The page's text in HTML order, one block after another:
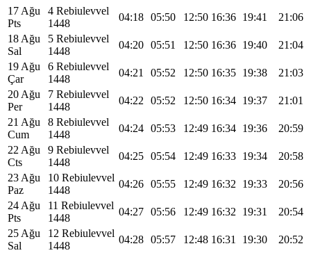
17 Ağu
Pts
4 Rebiulevvel
1448
04:18 05:50 12:50 16:36 19:41
21:06
18 Ağu
Sal
5 Rebiulevvel
1448
04:20 05:51 12:50 16:36 19:40
21:04
19 Ağu
Çar
6 Rebiulevvel
1448
04:21 05:52 12:50 16:35 19:38
21:03
20 Ağu
Per
7 Rebiulevvel
1448
04:22 05:52 12:50 16:34 19:37
21:01
21 Ağu
Cum
8 Rebiulevvel
1448
04:24 05:53 12:49 16:34 19:36
20:59
22 Ağu
Cts
9 Rebiulevvel
1448
04:25 05:54 12:49 16:33 19:34
20:58
23 Ağu
Paz
10 Rebiulevvel
1448
04:26 05:55 12:49 16:32 19:33
20:56
24 Ağu
Pts
11 Rebiulevvel
1448
04:27 05:56 12:49 16:32 19:31
20:54
25 Ağu
Sal
12 Rebiulevvel
1448
04:28 05:57 12:48 16:31 19:30 20:52